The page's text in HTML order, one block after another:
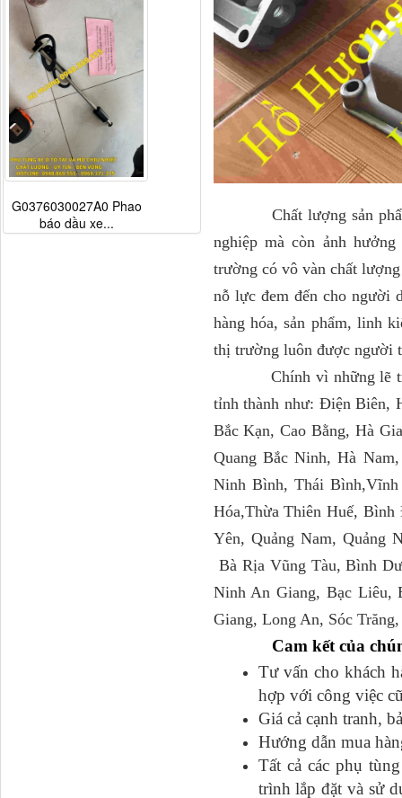
Chất lượng sản phẩm
nghiệp mà còn ảnh
trường có vô vàn chất
nỗ lực đem đến cho người
hàng hóa, sản phẩm, linh
thị trường luôn được người
Chính vì những lẽ trên
tỉnh thành như: Điện Biên,
Bắc Kạn, Cao Bằng, Hà
Quang Bắc Ninh, Hà
Ninh Bình, Thái Bình,Vĩnh
Hóa,Thừa Thiên Huế,
Yên, Quảng Nam,
Bà Rịa Vũng Tàu, Bình
Ninh An Giang, Bạc Liêu,
Giang, Long An, Sóc
Cam kết của
Tư vấn cho khách
hợp với công việc
Giá cả cạnh tranh,
Hướng dẫn mua
Tất cả các phụ
trình lắp đặt và sử
G0376030027A0 Phao
báo dầu xe...